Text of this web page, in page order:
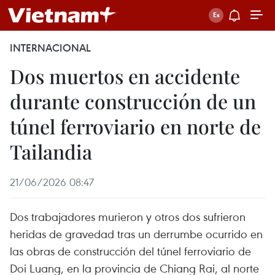
INTERNACIONAL
Dos muertos en accidente
durante construcción de un
túnel ferroviario en norte de
Tailandia
21/06/2026 08:47
Dos trabajadores murieron y otros dos sufrieron
heridas de gravedad tras un derrumbe ocurrido en
las obras de construcción del túnel ferroviario de
Doi Luang, en la provincia de Chiang Rai, al norte